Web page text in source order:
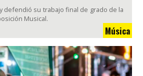
defendió su trabajo final de grado de la
Musical.
Música